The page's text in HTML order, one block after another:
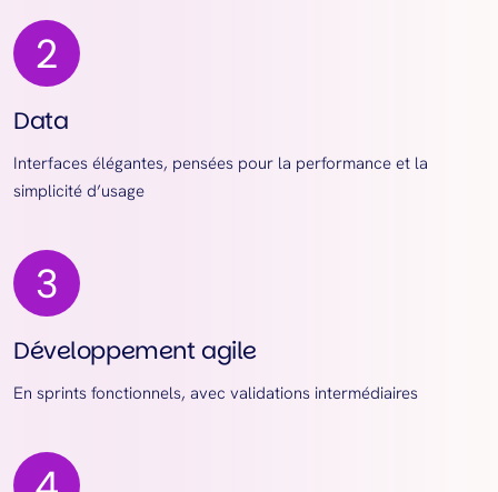
Data
Interfaces élégantes, pensées pour la performance et la
simplicité d’usage
Développement agile
En sprints fonctionnels, avec validations intermédiaires